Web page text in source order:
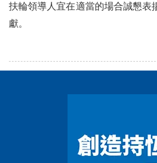
扶輪領導人宜在適當的場合誠懇表
獻。